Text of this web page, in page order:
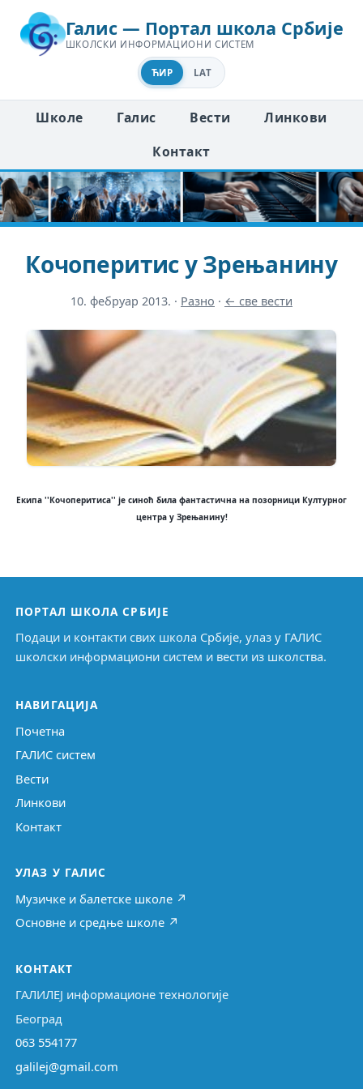
Галис — Портал школа Србије
ШКОЛСКИ ИНФОРМАЦИОНИ СИСТЕМ
ЋИР LAT
Школе Галис Вести
Линкови
Контакт
Кочоперитис у Зрењанину
10. фебруар 2013. · Разно · ← све вести
Екипа ''Кочоперитиса'' је синоћ била фантастична на позорници Културног
центра у Зрењанину!
ПОРТАЛ ШКОЛА СРБИЈЕ
Подаци и контакти свих школа Србије, улаз у ГАЛИС
школски информациони систем и вести из школства.
НАВИГАЦИЈА
Почетна
ГАЛИС систем
Вести
Линкови
Контакт
УЛАЗ У ГАЛИС
Музичке и балетске школе ↗
Основне и средње школе ↗
КОНТАКТ
ГАЛИЛЕЈ информационе технологије
Београд
063 554177
galilej@gmail.com